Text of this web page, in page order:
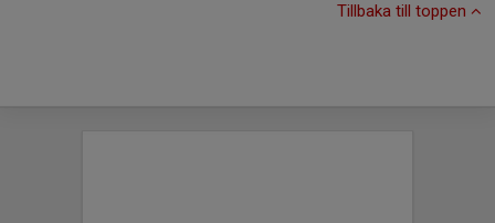
Tillbaka till toppen